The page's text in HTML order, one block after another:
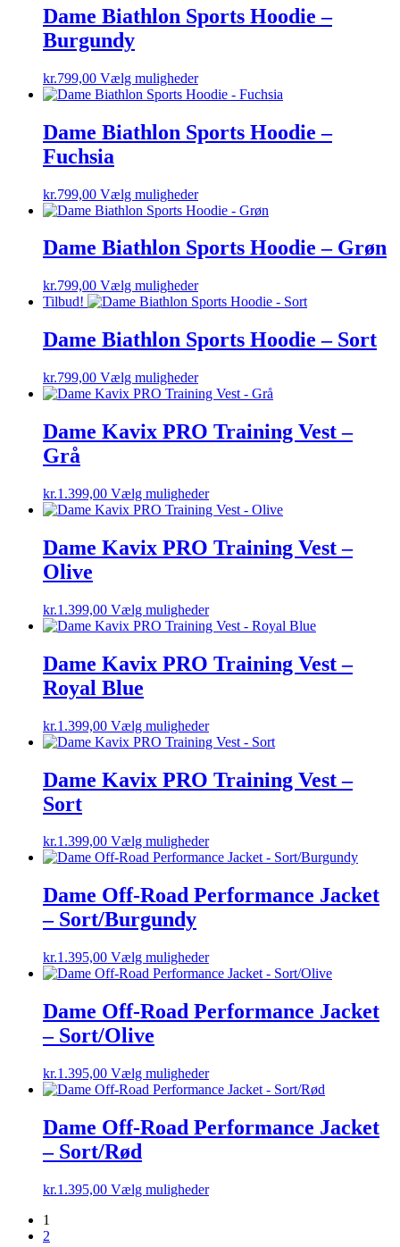
varesiden
kr.989,00
flere
varianter.
på
varesiden
Dame Biathlon Sports Hoodie –
Burgundy
kr.799,00 Vælg mulighederDette
vare
varianter.
vælges
på
varesiden
Dame Biathlon Sports Hoodie –
Fuchsia
kr.799,00 Vælg mulighederDette
vare
flere
varianter.
kan
vælges
varesiden
Dame Biathlon Sports Hoodie – Grøn
kr.799,00 Vælg mulighederDette
vare
varianter.
kan
vælges
varesiden
Tilbud!
Dame Biathlon Sports Hoodie – Sort
kr.799,00 Vælg mulighederDette
vare
flere
varianter.
vælges
på
varesiden
Dame Kavix PRO Training Vest –
Grå
kr.1.399,00 Vælg mulighederDette
vare
flere
varianter.
vælges
på
varesiden
Dame Kavix PRO Training Vest –
Olive
kr.1.399,00 Vælg mulighederDette
vare
flere
varianter.
vælges
på
varesiden
Dame Kavix PRO Training Vest –
Royal Blue
kr.1.399,00 Vælg mulighederDette
vare
flere
varianter.
vælges
på
Dame Kavix PRO Training Vest –
Sort
kr.1.399,00 Vælg mulighederDette
vare
flere
varianter.
vælges
på
varesiden
Dame Off-Road Performance Jacket
– Sort/Burgundy
kr.1.395,00 Vælg mulighederDette
vare
flere
varianter.
vælges
på
varesiden
Dame Off-Road Performance Jacket
– Sort/Olive
kr.1.395,00 Vælg mulighederDette
vare
flere
varianter.
vælges
på
Dame Off-Road Performance Jacket
– Sort/Rød
kr.1.395,00 Vælg mulighederDette
1
2